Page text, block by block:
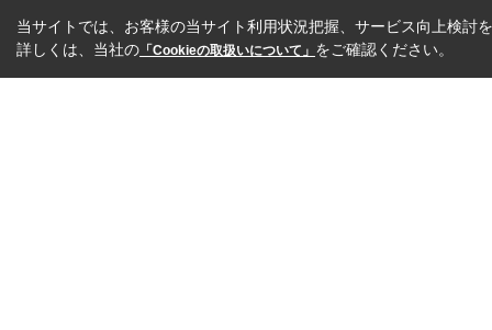
当サイトでは、お客様の当サイト利用状況把握、サービス向上検討
詳しくは、当社の 「Cookieの取扱いについて」 をご確認ください。